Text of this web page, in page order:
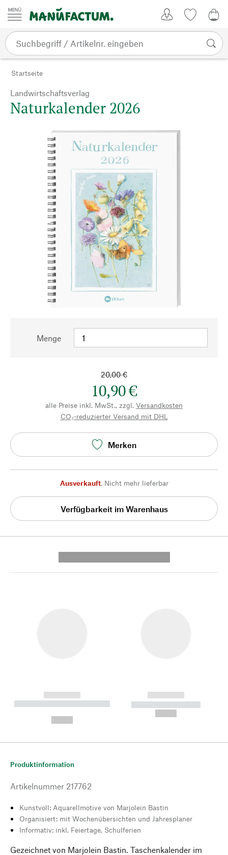
Zum Inhalt springen
Startseite
Landwirtschaftsverlag
Naturkalender 2026
Menge
20,00 €
10,90 €
alle Preise inkl. MwSt., zzgl. Versandkosten
CO₂-reduzierter Versand mit DHL
Merken
Ausverkauft, Nicht mehr lieferbar
Verfügbarkeit im Warenhaus
------------
----------- ----------- --------
------------
----------- -----------
Produktinformation
Artikelnummer 217762
Kunstvoll: Aquarellmotive von Marjolein Bastin
Organisiert: mit Wochenübersichten und Jahresplaner
Informativ: inkl. Feiertage, Schulferien
Gezeichnet von Marjolein Bastin. Taschenkalender im